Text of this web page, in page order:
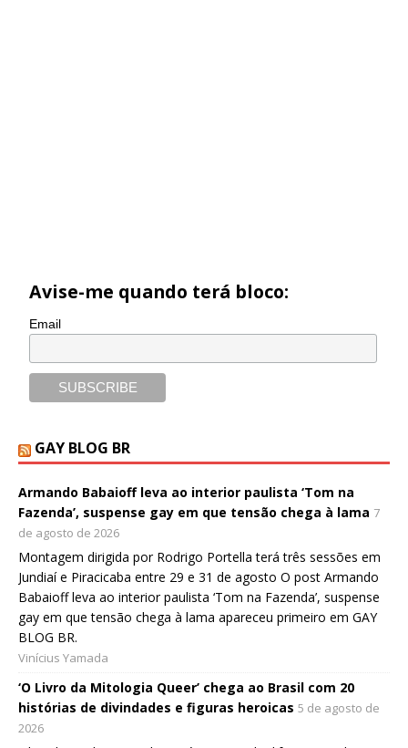
Avise-me quando terá bloco:
Email
GAY BLOG BR
Armando Babaioff leva ao interior paulista ‘Tom na
Fazenda’, suspense gay em que tensão chega à lama 7
de agosto de 2026
Montagem dirigida por Rodrigo Portella terá três sessões em
Jundiaí e Piracicaba entre 29 e 31 de agosto O post Armando
Babaioff leva ao interior paulista ‘Tom na Fazenda’, suspense
gay em que tensão chega à lama apareceu primeiro em GAY
BLOG BR.
Vinícius Yamada
‘O Livro da Mitologia Queer’ chega ao Brasil com 20
histórias de divindades e figuras heroicas 5 de agosto de
2026